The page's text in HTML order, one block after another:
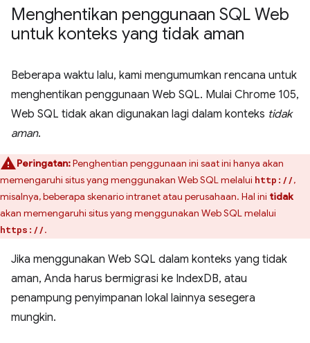
Menghentikan penggunaan SQL Web
untuk konteks yang tidak aman
Beberapa waktu lalu, kami mengumumkan rencana untuk
menghentikan penggunaan Web SQL. Mulai Chrome 105,
Web SQL tidak akan digunakan lagi dalam konteks tidak
aman.
Peringatan:Penghentian penggunaan ini saat ini hanya akan
memengaruhi situs yang menggunakan Web SQL melalui http://,
misalnya, beberapa skenario intranet atau perusahaan. Hal ini tidak
akan memengaruhi situs yang menggunakan Web SQL melalui
https://.
Jika menggunakan Web SQL dalam konteks yang tidak
aman, Anda harus bermigrasi ke IndexDB, atau
penampung penyimpanan lokal lainnya sesegera
mungkin.